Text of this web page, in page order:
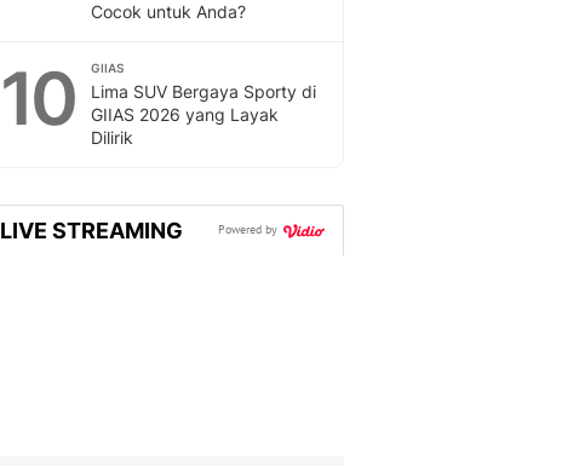
Cocok untuk Anda?
10 GIIAS
Lima SUV Bergaya Sporty di
GIIAS 2026 yang Layak
Dilirik
LIVE STREAMING Powered by